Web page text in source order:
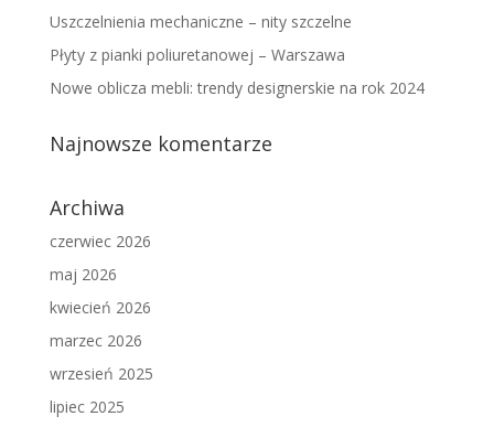
Uszczelnienia mechaniczne – nity szczelne
Płyty z pianki poliuretanowej – Warszawa
Nowe oblicza mebli: trendy designerskie na rok 2024
Najnowsze komentarze
Archiwa
czerwiec 2026
maj 2026
kwiecień 2026
marzec 2026
wrzesień 2025
lipiec 2025